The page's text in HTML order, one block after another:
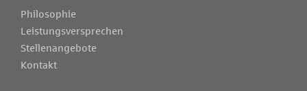
Philosophie
Leistungsversprechen
Stellenangebote
Kontakt